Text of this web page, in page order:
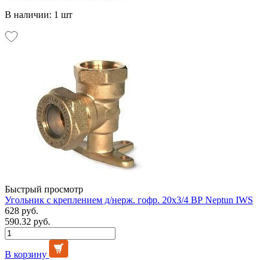
В наличии: 1 шт
Быстрый просмотр
Угольник с креплением д/нерж. гофр. 20х3/4 ВР Neptun IWS
628 руб.
590.32 руб.
В корзину